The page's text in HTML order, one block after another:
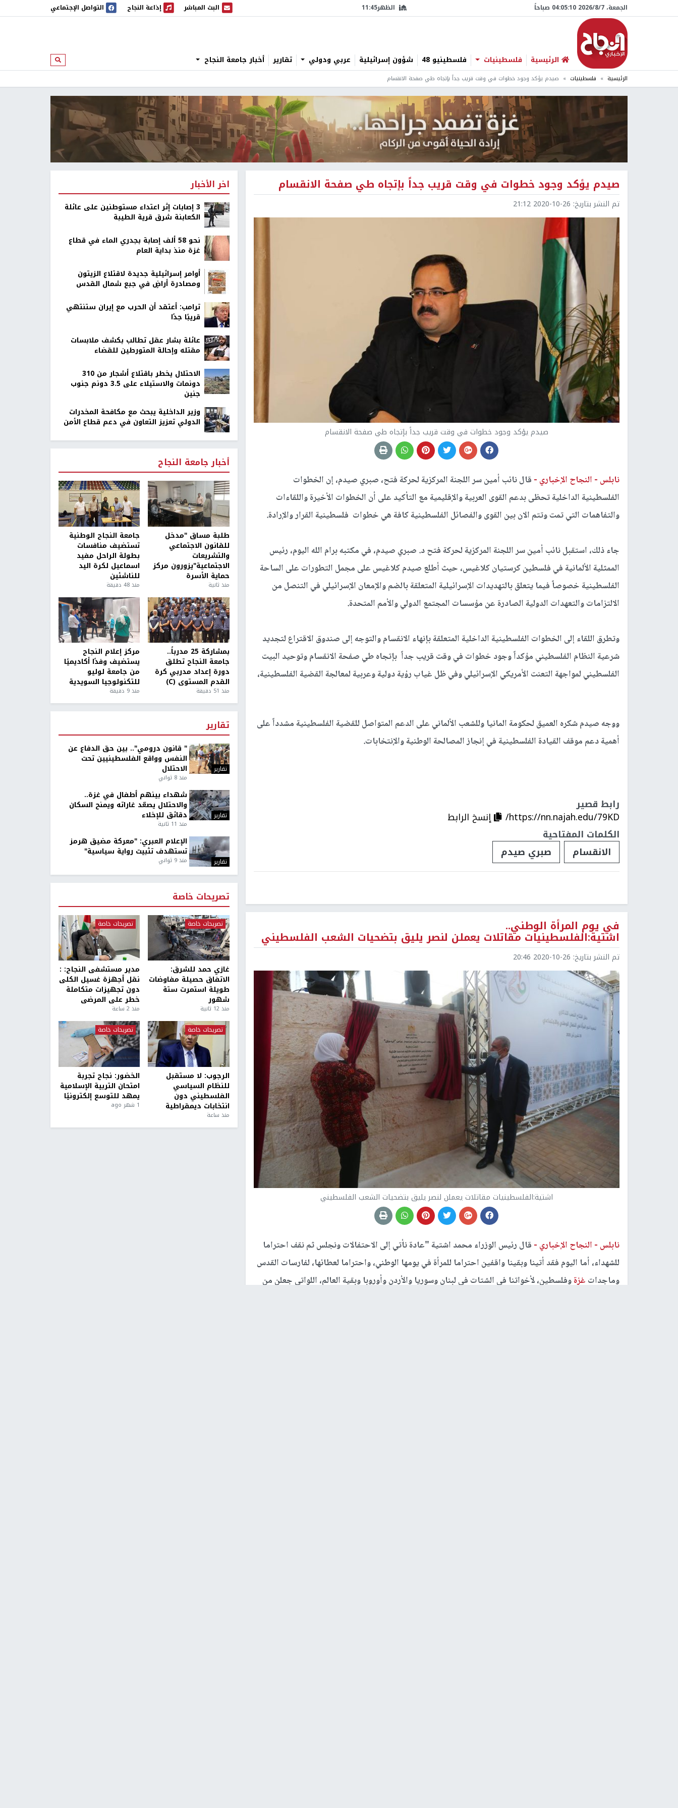
الجمعة، 7/‏8/‏2026 04:05:11 صباحاً الظهر11:45 البث المباشر
البث المباشر إذاعة النجاح
إذاعة النجاح التواصل الإجتماعي
الرئيسية فلسطينيات فلسطينيو 48 شؤون إسرائيلية عربي ودولي تقارير أخبار جامعة النجاح ابحث
الرئيسية فلسطينيات صيدم يؤكد وجود خطوات في وقت قريب جداً بإتجاه طي صفحة الانقسام
صيدم يؤكد وجود خطوات في وقت قريب جداً بإتجاه طي صفحة الانقسام
تم النشر بتاريخ: 2020-10-26 21:12
صيدم يؤكد وجود خطوات في وقت قريب جداً بإتجاه طي صفحة الانقسام
نابلس - النجاح الإخباري - قال نائب أمين سر اللجنة المركزية لحركة فتح، صبري صيدم، إن الخطوات
الفلسطينية الداخلية تحظى بدعم القوى العربية والإقليمية مع التأكيد على أن الخطوات الأخيرة واللقاءات
والتفاهمات التي تمت وتتم الان بين القوى والفصائل الفلسطينية كافة هي خطوات فلسطينية القرار والإرادة.
جاء ذلك، استقبل نائب أمين سر اللجنة المركزية لحركة فتح د. صبري صيدم، في مكتبه برام الله اليوم، رئيس
الممثلية الألمانية في فلسطين كرستيان كلاغيس، حيث أطلع صيدم كلاغيس على مجمل التطورات على الساحة
الفلسطينية خصوصاً فيما يتعلق بالتهديدات الإسرائيلية المتعلقة بالضم والإمعان الإسرائيلي في التنصل من
الالتزامات والتعهدات الدولية الصادرة عن مؤسسات المجتمع الدولي والأمم المتحدة.
وتطرق اللقاء إلى الخطوات الفلسطينية الداخلية المتعلقة بإنهاء الانقسام والتوجه إلى صندوق الاقتراع لتجديد
شرعية النظام الفلسطيني مؤكداً وجود خطوات في وقت قريب جداً بإتجاه طي صفحة الانقسام وتوحيد البيت
الفلسطيني لمواجهة التعنت الأمريكي الإسرائيلي وفي ظل غياب رؤية دولية وعربية لمعالجة القضية الفلسطينية،
ووجه صيدم شكره العميق لحكومة المانيا وللشعب الألماني على الدعم المتواصل للقضية الفلسطينية مشدداً على
أهمية دعم موقف القيادة الفلسطينية في إنجاز المصالحة الوطنية والإنتخابات.
رابط قصير
https://nn.najah.edu/79KD/
إنسخ الرابط
الكلمات المفتاحية
الانقسام
صبري صيدم
في يوم المرأة الوطني..
اشتية:الفلسطينيات مقاتلات يعملن لنصر يليق بتضحيات الشعب الفلسطيني
تم النشر بتاريخ: 2020-10-26 20:46
اشتية:الفلسطينيات مقاتلات يعملن لنصر يليق بتضحيات الشعب الفلسطيني
نابلس - النجاح الإخباري - قال رئيس الوزراء محمد اشتية "عادة نأتي إلى الاحتفالات ونجلس ثم نقف احتراما
للشهداء، أما اليوم فقد أتينا وبقينا واقفين احتراما للمرأة في يومها الوطني، واحتراما لعطائها، لفارسات القدس
وماجدات غزةوفلسطين، لأخواتنا في الشتات في لبنان وسوريا والأردن وأوروبا وبقية العالم، اللواتي جعلن من
اخر الأخبار
‏3 إصابات إثر اعتداء مستوطنين على عائلة
الكعابنة شرق قرية الطيبة
نحو 58 ألف إصابة بجدري الماء في قطاع
غزة منذ بداية العام
أوامر إسرائيلية جديدة لاقتلاع الزيتون
ومصادرة أراضٍ في جبع شمال القدس
ترامب: أعتقد أن الحرب مع إيران ستنتهي
قريبًا جدًا
عائلة بشار عقل تطالب بكشف ملابسات
مقتله وإحالة المتورطين للقضاء
الاحتلال يخطر باقتلاع أشجار من 310
دونمات والاستيلاء على 3.5 دونم جنوب
جنين
وزير الداخلية يبحث مع مكافحة المخدرات
الدولي تعزيز التعاون في دعم قطاع الأمن
أخبار جامعة النجاح
طلبة مساق "مدخل
للقانون الاجتماعي
والتشريعات
الاجتماعية"يزورون مركز
حماية الأسرة
منذ ثانية
جامعة النجاح الوطنية
تستضيف منافسات
بطولة الراحل مفيد
اسماعيل لكرة اليد
للناشئين
منذ 48 دقيقة
بمشاركة 25 مدرباً..
جامعة النجاح تطلق
دورة إعداد مدربي كرة
القدم المستوى (C)
منذ 51 دقيقة
مركز إعلام النجاح
يستضيف وفدًا أكاديميًا
من جامعة لوليو
للتكنولوجيا السويدية
منذ 9 دقيقة
تقارير
تقارير
" قانون درومي".. بين حق الدفاع عن
النفس وواقع الفلسطينيين تحت
الاحتلال
منذ 8 ثواني
تقارير
شهداء بينهم أطفال في غزة..
والاحتلال يصعّد غاراته ويمنح السكان
دقائق للإخلاء
منذ 11 ثانية
تقارير
الإعلام العبري: "معركة مضيق هرمز
تستهدف تثبيت رواية سياسية"
منذ 9 ثواني
تصريحات خاصة
تصريحات خاصة
غازي حمد للشرق:
الاتفاق حصيلة مفاوضات
طويلة استمرت ستة
شهور
منذ 12 ثانية
تصريحات خاصة
مدير مستشفى النجاح: :
نقل أجهزة غسيل الكلى
دون تجهيزات متكاملة
خطر على المرضى
منذ 2 ساعة
تصريحات خاصة
الرجوب: لا مستقبل
للنظام السياسي
الفلسطيني دون
انتخابات ديمقراطية
منذ ساعة
تصريحات خاصة
الخضور: نجاح تجربة
امتحان التربية الإسلامية
يمهد للتوسع إلكترونيًا
1 شهر ago